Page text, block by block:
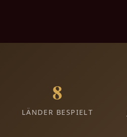
9
LÄNDER BESPIELT